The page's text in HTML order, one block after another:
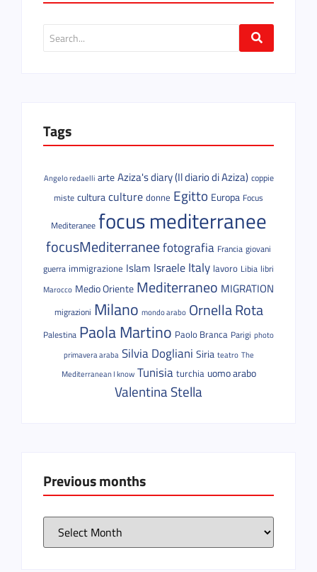
Tags
Angelo redaelli arte Aziza's diary (Il diario di Aziza) coppie
miste culturaculture donne Egitto Europa Focus
Mediteranee focus mediterranee
focusMediterraneefotografia Francia giovani
guerra immigrazione Islam Israele Italy lavoro Libia libri
Marocco Medio Oriente Mediterraneo MIGRATION
migrazioni Milano mondo arabo Ornella Rota
Palestina Paola Martino Paolo Branca Parigi photo
primavera araba Silvia Dogliani Siria teatro The
Mediterranean I know Tunisia turchia uomo arabo
Valentina Stella
Previous months